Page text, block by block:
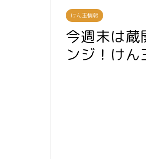
けん玉情報
今週末は蔵
ンジ！けん